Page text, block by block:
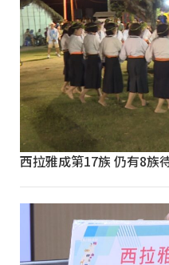
西拉雅成第17族 仍有8族